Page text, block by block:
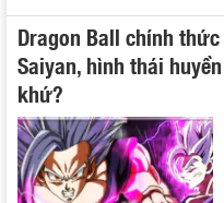
Dragon Ball chính
Saiyan, hình thái
khứ?